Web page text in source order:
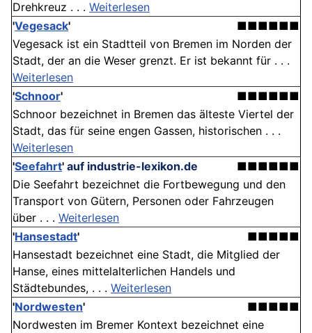
Drehkreuz . . . Weiterlesen
'Vegesack'
■■■■■■
Vegesack ist ein Stadtteil von Bremen im Norden der
Stadt, der an die Weser grenzt. Er ist bekannt für . . .
Weiterlesen
'Schnoor'
■■■■■■
Schnoor bezeichnet in Bremen das älteste Viertel der
Stadt, das für seine engen Gassen, historischen . . .
Weiterlesen
'Seefahrt' auf industrie-lexikon.de
■■■■■■
Die Seefahrt bezeichnet die Fortbewegung und den
Transport von Gütern, Personen oder Fahrzeugen
über . . . Weiterlesen
'Hansestadt'
■■■■■
Hansestadt bezeichnet eine Stadt, die Mitglied der
Hanse, eines mittelalterlichen Handels und
Städtebundes, . . . Weiterlesen
'Nordwesten'
■■■■■
Nordwesten im Bremer Kontext bezeichnet eine